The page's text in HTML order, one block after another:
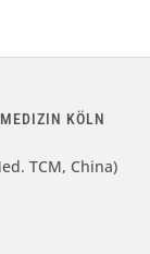
KÖLN
TCM, China)